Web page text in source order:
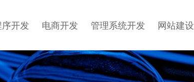
序开发 电商开发 管理系统开发 网站建设